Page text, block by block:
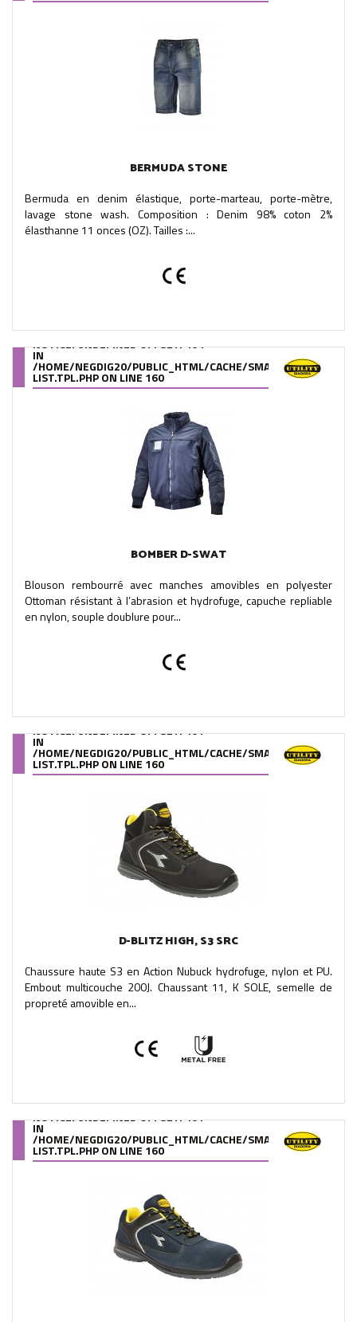
BERMUDA STONE
Bermuda en denim élastique, porte-marteau, porte-mètre,
lavage stone wash. Composition : Denim 98% coton 2%
élasthanne 11 onces (OZ). Tailles :...
NOTICE: UNDEFINED OFFSET: 464
IN
/HOME/NEGDIG20/PUBLIC_HTML/CACHE/SMARTY/
LIST.TPL.PHPON LINE 160
BOMBER D-SWAT
Blouson rembourré avec manches amovibles en polyester
Ottoman résistant à l’abrasion et hydrofuge, capuche repliable
en nylon, souple doublure pour...
NOTICE: UNDEFINED OFFSET: 461
IN
/HOME/NEGDIG20/PUBLIC_HTML/CACHE/SMARTY/
LIST.TPL.PHPON LINE 160
D-BLITZ HIGH, S3 SRC
Chaussure haute S3 en Action Nubuck hydrofuge, nylon et PU.
Embout multicouche 200J. Chaussant 11, K SOLE, semelle de
propreté amovible en...
NOTICE: UNDEFINED OFFSET: 461
IN
/HOME/NEGDIG20/PUBLIC_HTML/CACHE/SMARTY/
LIST.TPL.PHPON LINE 160